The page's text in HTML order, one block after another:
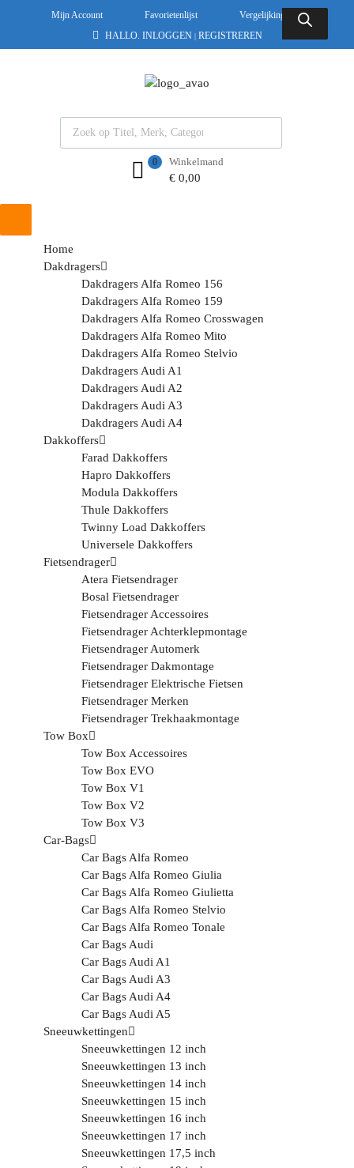
Mijn Account Favorietenlijst
Vergelijkingslijst
HALLO. INLOGGEN | REGISTREREN
Winkelmand
€0,00
0
Home
Dakdragers
Dakdragers Alfa Romeo 156
Dakdragers Alfa Romeo 159
Dakdragers Alfa Romeo Crosswagen
Dakdragers Alfa Romeo Mito
Dakdragers Alfa Romeo Stelvio
Dakdragers Audi A1
Dakdragers Audi A2
Dakdragers Audi A3
Dakdragers Audi A4
Dakkoffers
Farad Dakkoffers
Hapro Dakkoffers
Modula Dakkoffers
Thule Dakkoffers
Twinny Load Dakkoffers
Universele Dakkoffers
Fietsendrager
Atera Fietsendrager
Bosal Fietsendrager
Fietsendrager Accessoires
Fietsendrager Achterklepmontage
Fietsendrager Automerk
Fietsendrager Dakmontage
Fietsendrager Elektrische Fietsen
Fietsendrager Merken
Fietsendrager Trekhaakmontage
Tow Box
Tow Box Accessoires
Tow Box EVO
Tow Box V1
Tow Box V2
Tow Box V3
Car-Bags
Car Bags Alfa Romeo
Car Bags Alfa Romeo Giulia
Car Bags Alfa Romeo Giulietta
Car Bags Alfa Romeo Stelvio
Car Bags Alfa Romeo Tonale
Car Bags Audi
Car Bags Audi A1
Car Bags Audi A3
Car Bags Audi A4
Car Bags Audi A5
Sneeuwkettingen
Sneeuwkettingen 12 inch
Sneeuwkettingen 13 inch
Sneeuwkettingen 14 inch
Sneeuwkettingen 15 inch
Sneeuwkettingen 16 inch
Sneeuwkettingen 17 inch
Sneeuwkettingen 17,5 inch